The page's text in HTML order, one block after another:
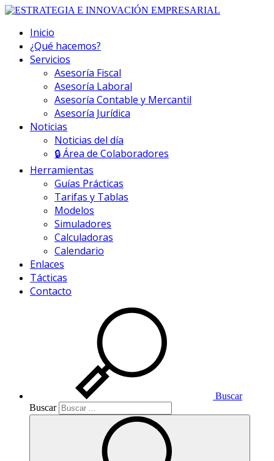
Inicio
¿Qué hacemos?
Servicios
Asesoría Fiscal
Asesoría Laboral
Asesoría Contable y Mercantil
Asesoría Jurídica
Noticias
Noticias del día
🔒 Área de Colaboradores
Herramientas
Guías Prácticas
Tarifas y Tablas
Modelos
Simuladores
Calculadoras
Calendario
Enlaces
Tácticas
Contacto
Buscar
Buscar